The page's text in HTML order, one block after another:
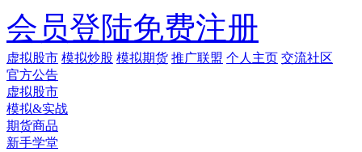
会员登陆免费注册
虚拟股市 模拟炒股 模拟期货 推广联盟 个人主页 交流社区
官方公告
虚拟股市
模拟&实战
期货商品
新手学堂